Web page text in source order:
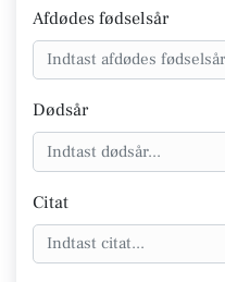
Afdødes fødselsår
Dødsår
Citat